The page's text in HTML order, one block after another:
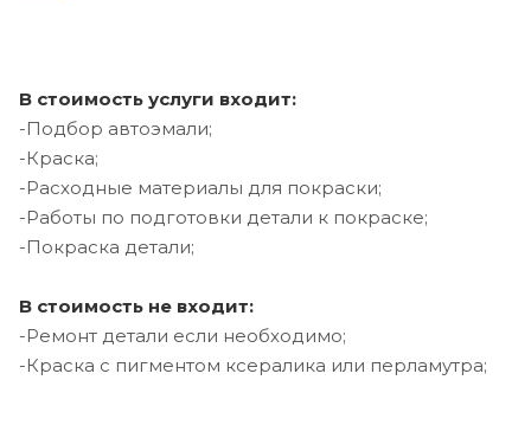
В стоимость услуги входит:
-Подбор автоэмали;
-Краска;
-Расходные материалы для покраски;
-Работы по подготовки детали к покраске;
-Покраска детали;
В стоимость не входит:
-Ремонт детали если необходимо;
-Краска с пигментом ксералика или перламутра;